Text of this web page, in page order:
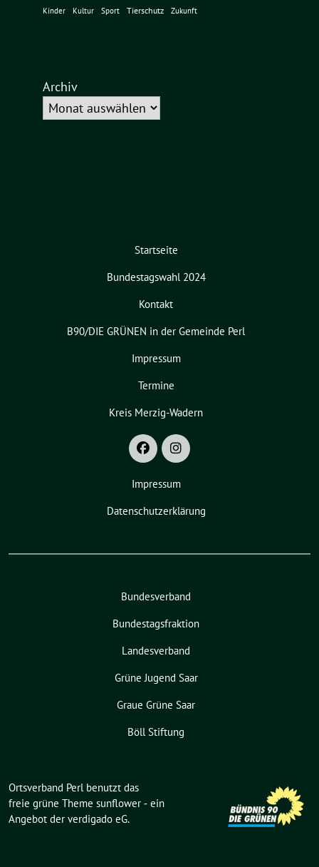
Kinder Kultur Sport Tierschutz Zukunft
Archiv
Startseite
Bundestagswahl 2024
Kontakt
B90/DIE GRÜNEN in der Gemeinde Perl
Impressum
Termine
Kreis Merzig-Wadern
Impressum
Datenschutzerklärung
Bundesverband
Bundestagsfraktion
Landesverband
Grüne Jugend Saar
Graue Grüne Saar
Böll Stiftung
Ortsverband Perl benutzt das
freie grüne Theme sunflower ‐ ein
Angebot der verdigado eG.